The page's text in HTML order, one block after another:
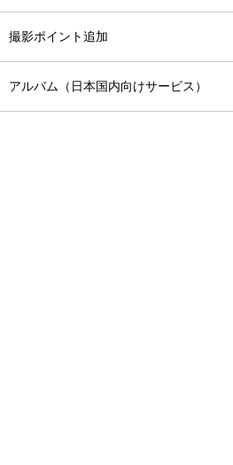
撮影ポイント追加
アルバム（日本国内向けサービス）